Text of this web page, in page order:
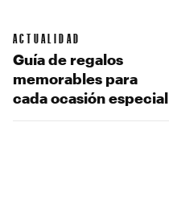
ACTUALIDAD
Guía de regalos
memorables para
cada ocasión especial